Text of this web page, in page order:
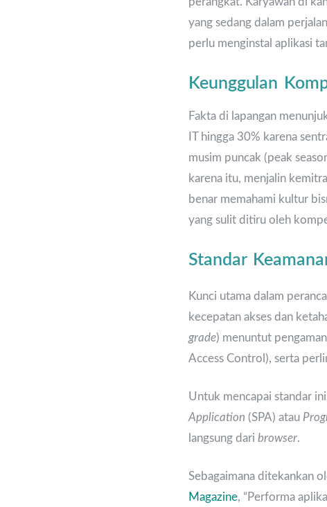
yang sedang dalam
perlu menginstal aplikasi
Keunggulan
Fakta di lapangan
IT hingga 30% karena
musim puncak (peak
karena itu, menjalin
benar memahami kultur
yang sulit ditiru oleh
Standar
Kunci utama dalam
kecepatan akses dan
grade) menuntut
Access Control), serta
Untuk mencapai standar
Application (SPA) atau
langsung dari browser.
Sebagaimana ditekankan
Magazine, “Performa